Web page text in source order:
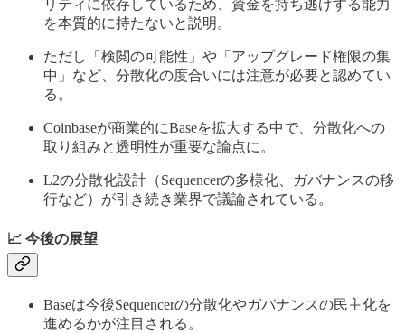
リティに依存しているため、資金を持ち逃げする能力
を本質的に持たないと説明。
ただし「検閲の可能性」や「アップグレード権限の集
中」など、分散化の度合いには注意が必要と認めてい
る。
Coinbaseが商業的にBaseを拡大する中で、分散化への
取り組みと透明性が重要な論点に。
L2の分散化設計（Sequencerの多様化、ガバナンスの移
行など）が引き続き業界で議論されている。
📈 今後の展望
Baseは今後Sequencerの分散化やガバナンスの民主化を
進めるかが注目される。